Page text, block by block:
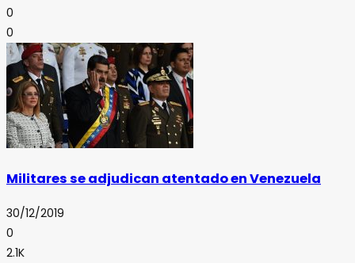
0
0
Militares se adjudican atentado en Venezuela
30/12/2019
0
2.1K